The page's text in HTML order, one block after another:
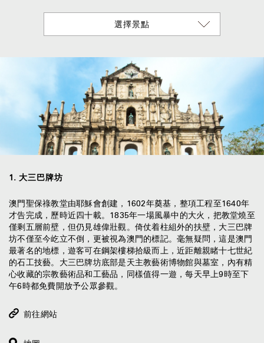
選擇景點
1. 大三巴牌坊
澳門聖保祿教堂由耶穌會創建，1602年奠基，整項工程至1640年
才告完成，歷時近四十載。1835年一場風暴中的大火，把教堂燒至
僅剩五層前壁，但仍見雄偉壯觀。倚仗着柱組外的扶壁，大三巴牌
坊不僅至今屹立不倒，更被視為澳門的標記。毫無疑問，這是澳門
最著名的地標，遊客可在鋼架樓梯拾級而上，近距離親睹十七世紀
的石工技藝。大三巴牌坊底部是天主教藝術博物館與墓室，內有精
心收藏的宗教藝術品和工藝品，同樣值得一遊，每天早上9時至下
午6時都免費開放予公眾參觀。
前往網站